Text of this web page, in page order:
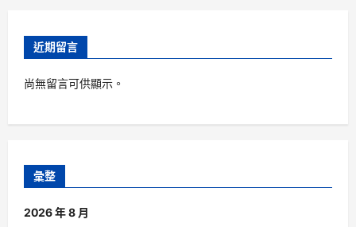
近期留言
尚無留言可供顯示。
彙整
2026 年 8 月